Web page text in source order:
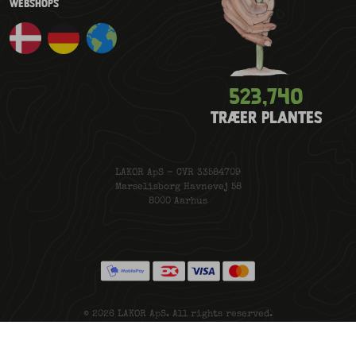
WEBSHOPS
523,777
TRÆER PLANTES
LAKOR ApS - CVR 33584709
Marselisborg Havnevej 58
8000 Aarhus
© 2026 LAKOR ApS. All rights reserved.